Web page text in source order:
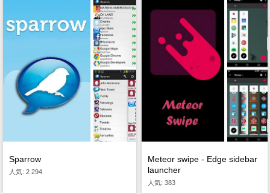
Sparrow
人気: 2 294
Meteor swipe - Edge sidebar
launcher
人気: 383